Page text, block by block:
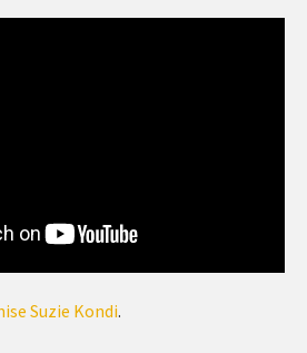
Suzie Kondi.